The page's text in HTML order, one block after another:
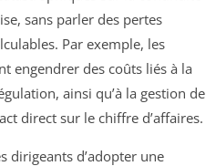
sans parler des pertes
Par exemple, les
engendrer des coûts liés à la
ainsi qu’à la gestion de
direct sur le chiffre d’affaires.
dirigeants d’adopter une